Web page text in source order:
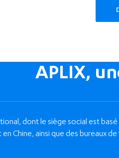
APLIX,
dont le siège social est
en Chine, ainsi que des bureaux